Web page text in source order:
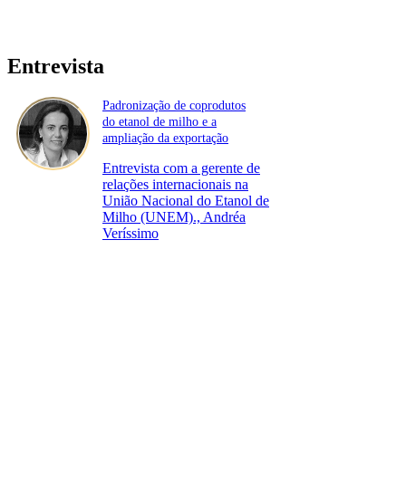
Entrevista
Padronização de coprodutos
do etanol de milho e a
ampliação da exportação
Entrevista com a gerente de
relações internacionais na
União Nacional do Etanol de
Milho (UNEM)., Andréa
Veríssimo